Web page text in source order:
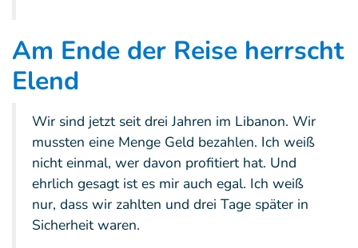
Am Ende der Reise herrscht
Elend
Wir sind jetzt seit drei Jahren im Libanon. Wir
mussten eine Menge Geld bezahlen. Ich weiß
nicht einmal, wer davon profitiert hat. Und
ehrlich gesagt ist es mir auch egal. Ich weiß
nur, dass wir zahlten und drei Tage später in
Sicherheit waren.